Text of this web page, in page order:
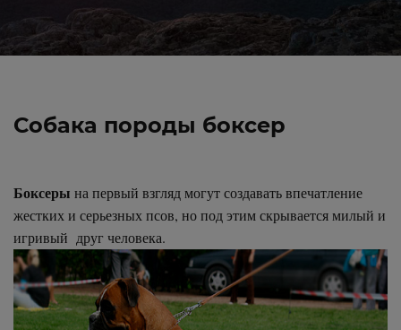
Собака породы боксер
Боксеры на первый взгляд могут создавать впечатление
жестких и серьезных псов, но под этим скрывается милый и
игривый друг человека.